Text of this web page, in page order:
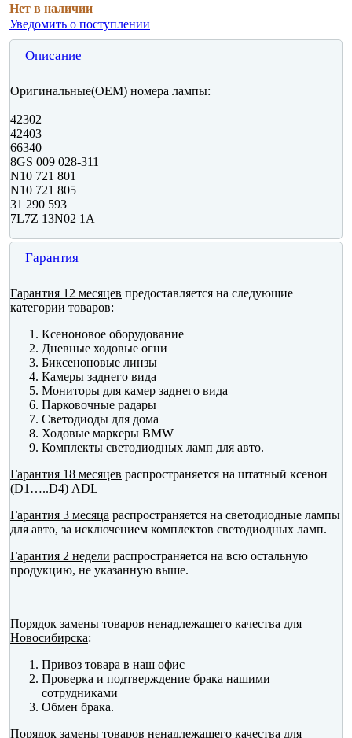
Нет в наличии
Уведомить о поступлении
Описание
Оригинальные(OEM) номера лампы:
42302
42403
66340
8GS 009 028-311
N10 721 801
N10 721 805
31 290 593
7L7Z 13N02 1A
Гарантия
Гарантия 12 месяцев предоставляется на следующие
категории товаров:
Ксеноновое оборудование
Дневные ходовые огни
Биксеноновые линзы
Камеры заднего вида
Мониторы для камер заднего вида
Парковочные радары
Светодиоды для дома
Ходовые маркеры BMW
Комплекты светодиодных ламп для авто.
Гарантия 18 месяцев распространяется на штатный ксенон
(D1…..D4) ADL
Гарантия 3 месяца распространяется на светодиодные лампы
для авто, за исключением комплектов светодиодных ламп.
Гарантия 2 недели распространяется на всю остальную
продукцию, не указанную выше.
Порядок замены товаров ненадлежащего качества для
Новосибирска:
Привоз товара в наш офис
Проверка и подтверждение брака нашими
сотрудниками
Обмен брака.
Порядок замены товаров ненадлежащего качества для